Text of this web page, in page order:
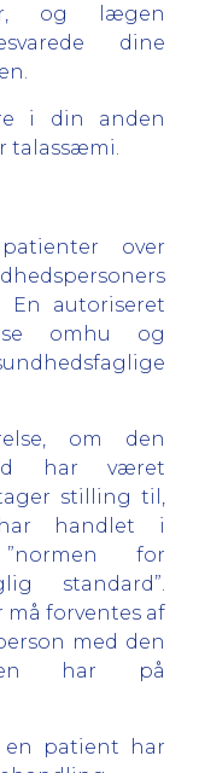
og lægen
dine
i din anden
talassæmi.
over
En autoriseret
omhu og
om den
har været
stilling til,
handlet i
”normen for
standard”.
må forventes af
med den
har på
patient har